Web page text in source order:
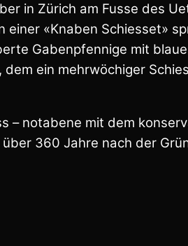
in Zürich am Fusse des
«Knaben Schiesset»
Gabenpfennige mit
ein mehrwöchiger
– notabene mit dem
360 Jahre nach der